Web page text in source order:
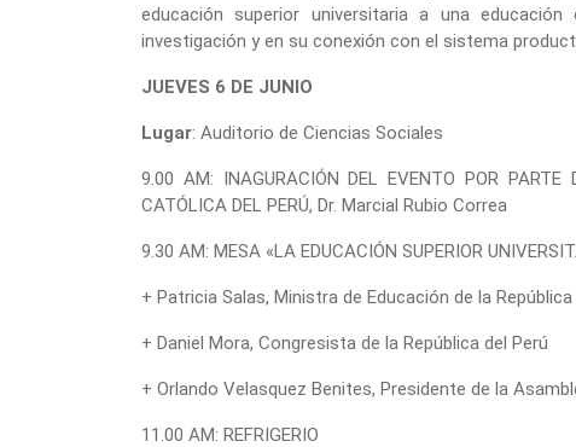
educación superior universitaria a una
investigación y en su conexión con el sistema
JUEVES 6 DE JUNIO
Lugar: Auditorio de Ciencias Sociales
9.00 AM: INAGURACIÓN DEL EVENTO POR PARTE
CATÓLICA DEL PERÚ, Dr. Marcial Rubio Correa
9.30 AM: MESA «LA EDUCACIÓN SUPERIOR
+ Patricia Salas, Ministra de Educación de la República
+ Daniel Mora, Congresista de la República del Perú
+ Orlando Velasquez Benites, Presidente de la
11.00 AM: REFRIGERIO